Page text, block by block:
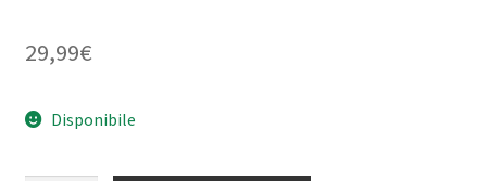
29,99€
Disponibile